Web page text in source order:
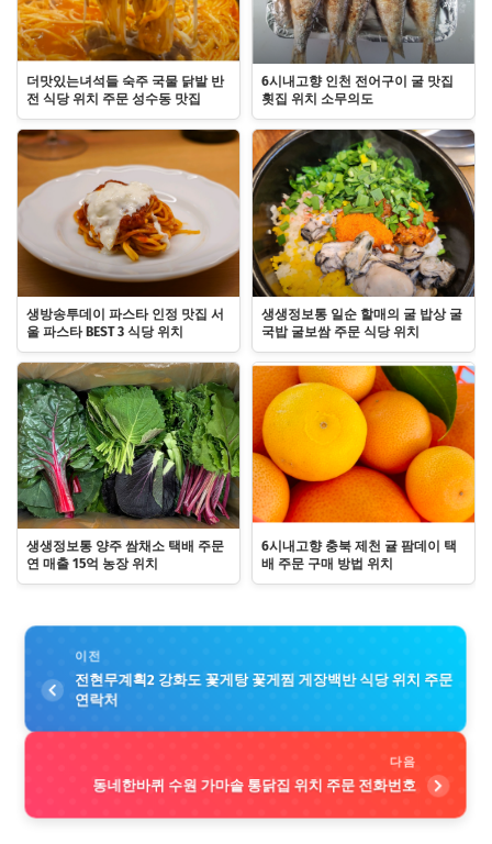
더맛있는녀석들 숙주 국물 닭발 반
전 식당 위치 주문 성수동 맛집
6시내고향 인천 전어구이 굴 맛집
횟집 위치 소무의도
생방송투데이 파스타 인정 맛집 서
울 파스타 BEST 3 식당 위치
생생정보통 일순 할매의 굴 밥상 굴
국밥 굴보쌈 주문 식당 위치
생생정보통 양주 쌈채소 택배 주문
연 매출 15억 농장 위치
6시내고향 충북 제천 귤 팜데이 택
배 주문 구매 방법 위치
이전
전현무계획2 강화도 꽃게탕 꽃게찜 게장백반 식당 위치 주문
연락처
다음
동네한바퀴 수원 가마솥 통닭집 위치 주문 전화번호